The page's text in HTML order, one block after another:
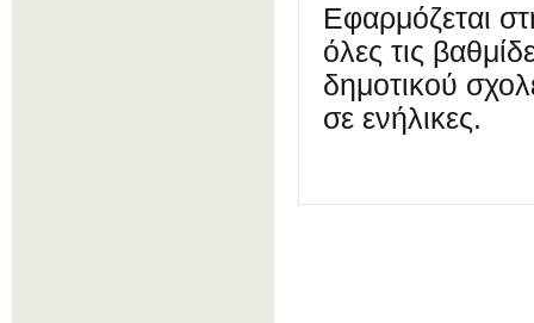
Εφαρμόζεται
όλες τις
δημοτικού
σε ενήλικες.